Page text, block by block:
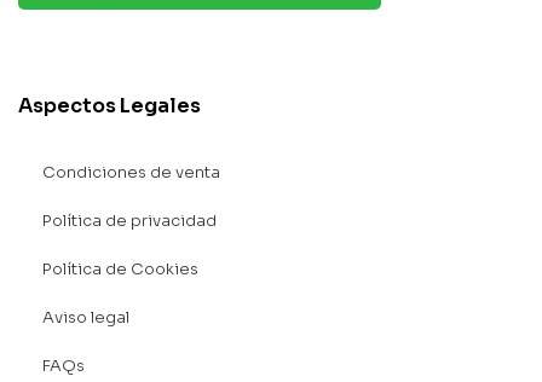
Aspectos Legales
Condiciones de venta
Política de privacidad
Política de Cookies
Aviso legal
FAQs